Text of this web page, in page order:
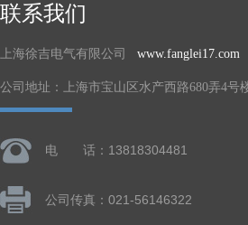
联系我们
上海徐吉电气有限公司 www.fanglei17.com
公司地址：上海市宝山区水产西路680弄4号
电 话：13818304481
公司传真：021-56146322